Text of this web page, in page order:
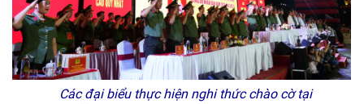
Các đại biểu thực hiện nghi thức chào cờ tại